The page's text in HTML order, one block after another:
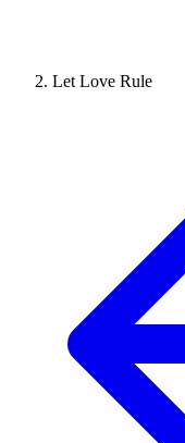
Let Love Rule